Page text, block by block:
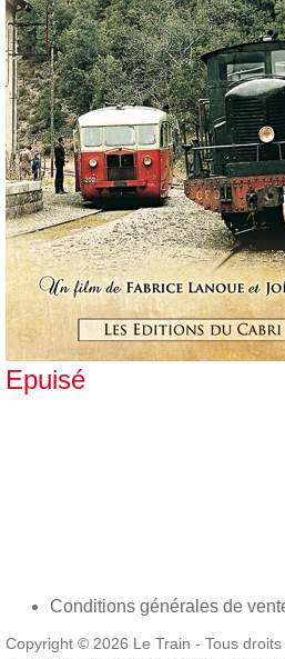
Epuisé
Conditions générales de
Copyright © 2026 Le Train - Tous